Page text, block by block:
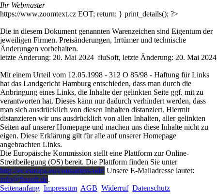
Ihr Webmaster
https://www.zoomtext.cz EOT; return; } print_details(); ?>
Die in diesem Dokument genannten Warenzeichen sind Eigentum der
jeweiligen Firmen. Preisänderungen, Irrtümer und technische
Änderungen vorbehalten.
letzte Änderung: 20. Mai 2024 fluSoft, letzte Änderung: 20. Mai 2024
Mit einem Urteil vom 12.05.1998 - 312 O 85/98 - Haftung für Links
hat das Landgericht Hamburg entschieden, dass man durch die
Anbringung eines Links, die Inhalte der gelinkten Seite ggf. mit zu
verantworten hat. Dieses kann nur dadurch verhindert werden, dass
man sich ausdrücklich von diesen Inhalten distanziert. Hiermit
distanzieren wir uns ausdrücklich von allen Inhalten, aller gelinkten
Seiten auf unserer Homepage und machen uns diese Inhalte nicht zu
eigen. Diese Erklärung gilt für alle auf unserer Homepage
angebrachten Links.
Die Europäische Kommission stellt eine Plattform zur Online-
Streitbeilegung (OS) bereit. Die Plattform finden Sie unter
http://ec.europa.eu/consumers/odr/Unsere E-Mailadresse lautet:
info@flusoft.de.
Seitenanfang Impressum AGB Widerruf Datenschutz